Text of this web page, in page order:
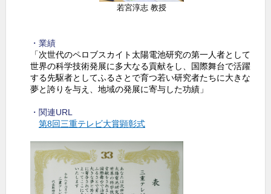
若宮淳志 教授
・業績
「次世代のペロブスカイト太陽電池研究の第一人者として
世界の科学技術発展に多大なる貢献をし、国際舞台で活躍
する先駆者としてふるさとで育つ若い研究者たちに大きな
夢と誇りを与え、地域の発展に寄与した功績」
・関連URL
第8回三重テレビ大賞顕彰式